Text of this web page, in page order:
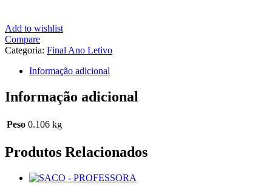
Add to wishlist
Compare
Categoria: Final Ano Letivo
Informação adicional
Informação adicional
Peso 0.106 kg
Produtos Relacionados